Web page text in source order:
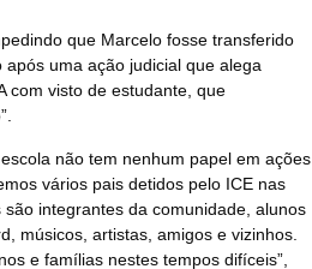
que Marcelo fosse transferido
uma ação judicial que alega
com visto de estudante, que
não tem nenhum papel em ações
vários pais detidos pelo ICE nas
integrantes da comunidade, alunos
músicos, artistas, amigos e vizinhos.
e famílias nestes tempos difíceis”,